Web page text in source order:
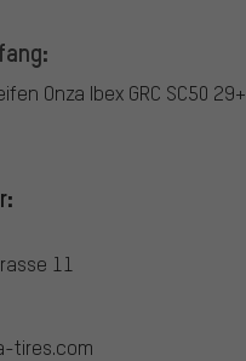
Onza Ibex GRC SC50 29+
11
tires.com